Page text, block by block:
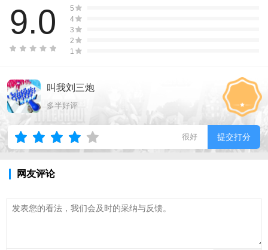
9.0
5
4
3
2
1
叫我刘三炮
多半好评
很好 提交打分
网友评论